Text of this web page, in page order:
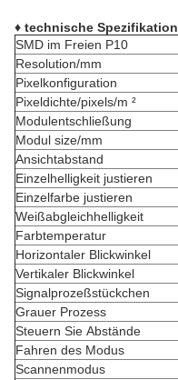
♦ technische Spezifikation
SMD im Freien P10
Resolution/mm
Pixelkonfiguration
Pixeldichte/pixels/m ²
Modulentschließung
Modul size/mm
Ansichtabstand
Einzelhelligkeit justieren
Einzelfarbe justieren
Weißabgleichhelligkeit
Farbtemperatur
Horizontaler Blickwinkel
Vertikaler Blickwinkel
Signalprozeßstückchen
Grauer Prozess
Steuern Sie Abstände
Fahren des Modus
Scannenmodus